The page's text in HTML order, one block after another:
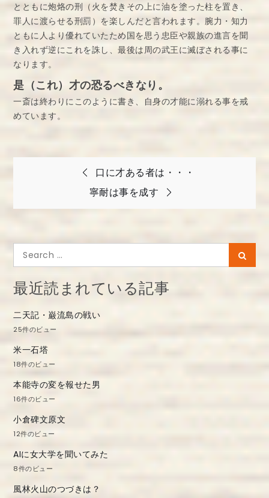
とともに炮烙の刑（火を焚きその上に油を塗った柱を置き、
罪人に渡らせる刑罰）を楽しんだと言われます。腕力・知力
ともに人より優れていたため国を思う忠臣や親族の進言を聞
き入れず逆にこれを誅し、最後は周の武王に滅ぼされる事に
なります。
是（これ）才の恐るべきなり。
一斎は終わりにこのように書き、自身の才能に溺れる事を戒
めています。
ナ
ゲ
ー
シ
ョ
ン
口に才ある者は・・・
寧耐は事を成す
Search
for:
最近読まれている記事
二天記・巌流島の戦い
25件のビュー
米一石塔
18件のビュー
本能寺の変を報せた男
16件のビュー
小倉碑文原文
12件のビュー
AIに女大学を聞いてみた
8件のビュー
風林火山のつづきは？